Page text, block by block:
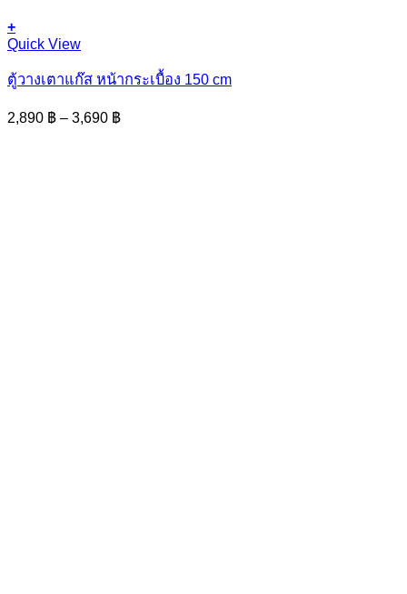
+
This
has
multiple
variants.
The
Quick View
ตู้วางเตาแก๊ส หน้ากระเบื้อง 150 cm
2,890 ฿ – 3,690 ฿